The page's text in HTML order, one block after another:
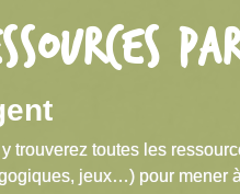
trouverez toutes les
jeux…) pour mener